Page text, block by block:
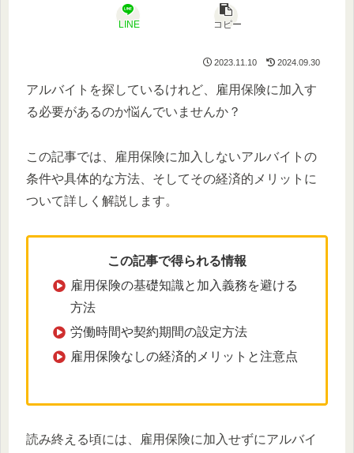
LINE コピー
2023.11.10 2024.09.30
アルバイトを探しているけれど、雇用保険に加入す
る必要があるのか悩んでいませんか？
この記事では、雇用保険に加入しないアルバイトの
条件や具体的な方法、そしてその経済的メリットに
ついて詳しく解説します。
この記事で得られる情報
雇用保険の基礎知識と加入義務を避ける
方法
労働時間や契約期間の設定方法
雇用保険なしの経済的メリットと注意点
読み終える頃には、雇用保険に加入せずにアルバイ